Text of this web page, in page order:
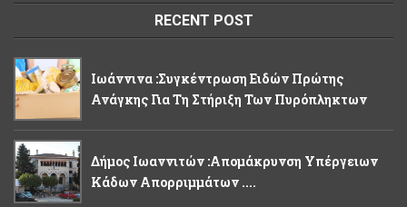
RECENT POST
Ιωάννινα :Συγκέντρωση Ειδών Πρώτης
Ανάγκης Για Τη Στήριξη Των Πυρόπληκτων
Δήμος Ιωαννιτών :Απομάκρυνση Υπέργειων
Κάδων Απορριμμάτων ....